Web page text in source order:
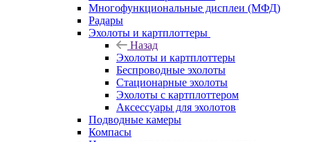
Многофункциональные дисплеи (МФД)
Радары
Эхолоты и картплоттеры
Назад
Эхолоты и картплоттеры
Беспроводные эхолоты
Стационарные эхолоты
Эхолоты с картплоттером
Аксессуары для эхолотов
Подводные камеры
Компасы